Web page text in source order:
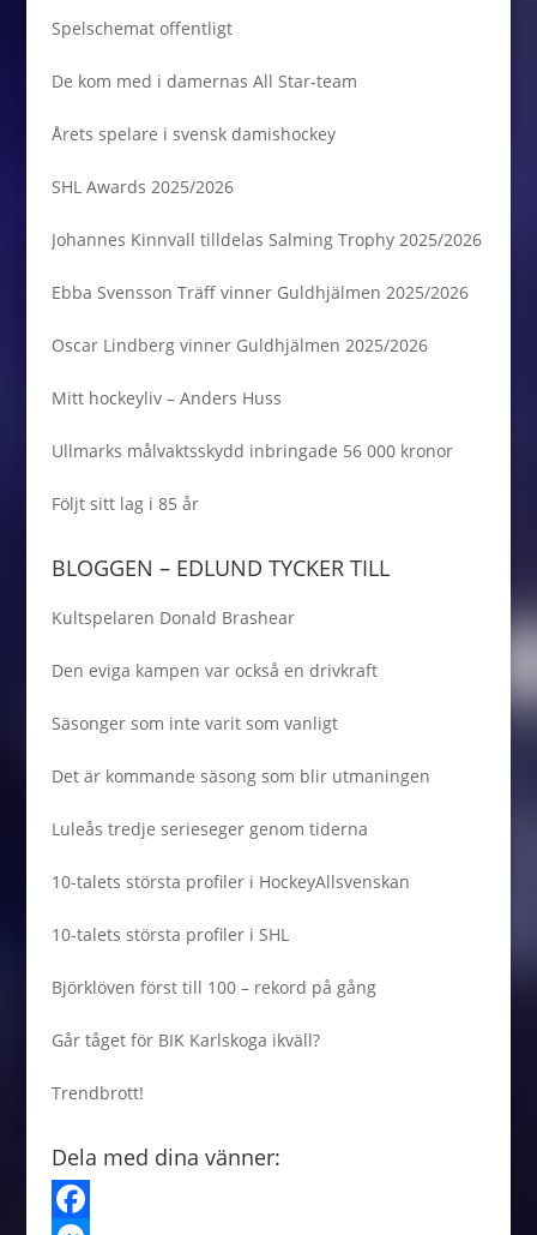
Spelschemat offentligt
De kom med i damernas All Star-team
Årets spelare i svensk damishockey
SHL Awards 2025/2026
Johannes Kinnvall tilldelas Salming Trophy 2025/2026
Ebba Svensson Träff vinner Guldhjälmen 2025/2026
Oscar Lindberg vinner Guldhjälmen 2025/2026
Mitt hockeyliv – Anders Huss
Ullmarks målvaktsskydd inbringade 56 000 kronor
Följt sitt lag i 85 år
BLOGGEN – EDLUND TYCKER TILL
Kultspelaren Donald Brashear
Den eviga kampen var också en drivkraft
Säsonger som inte varit som vanligt
Det är kommande säsong som blir utmaningen
Luleås tredje serieseger genom tiderna
10-talets största profiler i HockeyAllsvenskan
10-talets största profiler i SHL
Björklöven först till 100 – rekord på gång
Går tåget för BIK Karlskoga ikväll?
Trendbrott!
Dela med dina vänner: